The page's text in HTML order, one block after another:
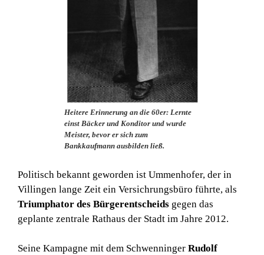
Heitere Erinnerung an die 60er: Lernte
einst Bäcker und Konditor und wurde
Meister, bevor er sich zum
Bankkaufmann ausbilden ließ.
Politisch bekannt geworden ist Ummenhofer, der in
Villingen lange Zeit ein Versichrungsbüro führte, als
Triumphator des Bürgerentscheids gegen das
geplante zentrale Rathaus der Stadt im Jahre 2012.
Seine Kampagne mit dem Schwenninger Rudolf